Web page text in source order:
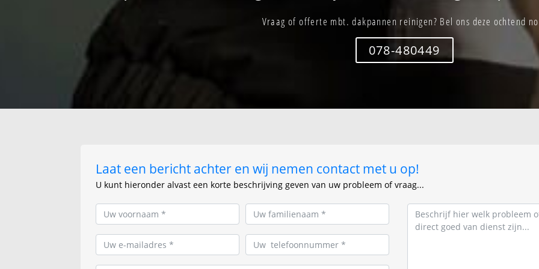
Vraag of offerte mbt. dakpannen reinigen? Bel ons deze ochtend
078-480449
Laat een bericht achter en wij nemen contact met u op!
U kunt hieronder alvast een korte beschrijving geven van uw probleem of vraag...